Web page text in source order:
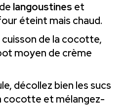
langoustines et
éteint mais chaud.
de la cocotte,
moyen de crème
décollez bien les sucs
cocotte et mélangez-